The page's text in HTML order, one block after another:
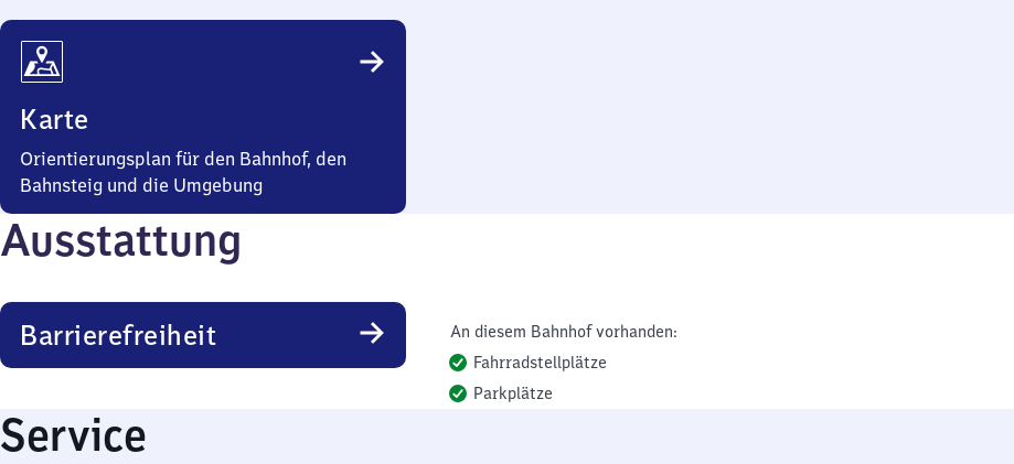
Karte
Orientierungsplan für den Bahnhof, den
Bahnsteig und die Umgebung
Ausstattung
Barrierefreiheit
An diesem Bahnhof vorhanden:
Fahrradstellplätze
Parkplätze
Service